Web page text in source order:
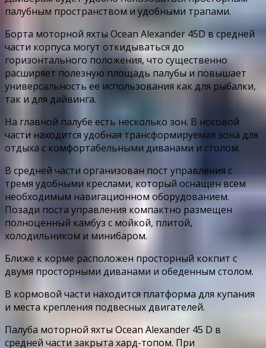
палубным пространством и удобными трапами.
Борта моторной яхты Ocean Alexander 45D в средней
части корпуса могут откидываться до
горизонтального положения, что существенно
расширяет полезную площадь палубы и повышает
универсальность ее использования как для рыбалки,
так и для дайвинга.
На главной палубе есть несколько зон. В носовой
части находится удобная трансформируемая зона для
отдыха с комфортабельными диванами и столом.
В средней части организован пост управления с
тремя удобными креслами, который оснащен всем
необходимым навигационном оборудованием.
Позади поста управления компактно размещен
полноценный камбуз с мойкой, плитой,
холодильником и минибаром.
Ближе к корме расположен просторный кокпит с
двумя просторными диванами и обеденным столом.
В кормовой части находится платформа для купания
и места крепления подвесных двигателей.
Палуба моторной яхты Ocean Alexander 45 D в
средней части закрыта хард-топом. При